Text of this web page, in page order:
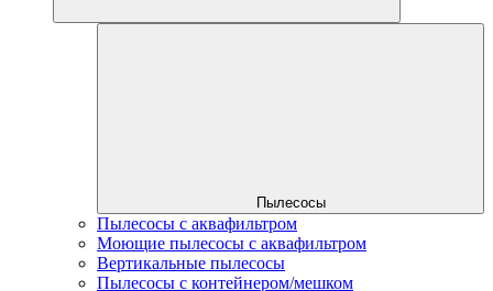
Пылесосы
Пылесосы с аквафильтром
Моющие пылесосы с аквафильтром
Вертикальные пылесосы
Пылесосы с контейнером/мешком